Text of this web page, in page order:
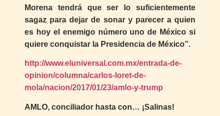
Morena tendrá que ser lo suficientemente
sagaz para dejar de sonar y parecer a quien
es hoy el enemigo número uno de México si
quiere conquistar la Presidencia de México”.
http://www.eluniversal.com.mx/entrada-de-
opinion/columna/carlos-loret-de-
mola/nacion/2017/01/23/amlo-y-trump
AMLO, conciliador hasta con… ¡Salinas!